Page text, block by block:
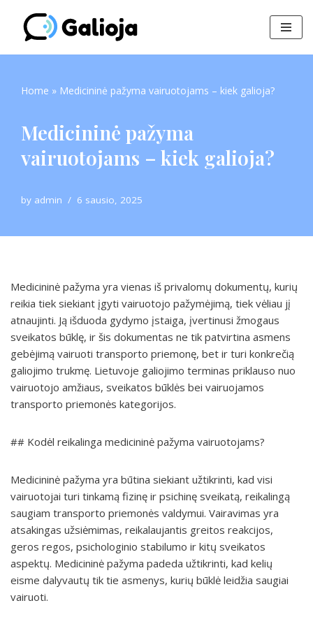
Skip
to
Home » Medicininė pažyma vairuotojams – kiek galioja?
Medicininė pažyma
vairuotojams – kiek galioja?
by admin 6 sausio, 2025
Medicininė pažyma yra vienas iš privalomų dokumentų, kurių
reikia tiek siekiant įgyti vairuotojo pažymėjimą, tiek vėliau jį
atnaujinti. Ją išduoda gydymo įstaiga, įvertinusi žmogaus
sveikatos būklę, ir šis dokumentas ne tik patvirtina asmens
gebėjimą vairuoti transporto priemonę, bet ir turi konkrečią
galiojimo trukmę. Lietuvoje galiojimo terminas priklauso nuo
vairuotojo amžiaus, sveikatos būklės bei vairuojamos
transporto priemonės kategorijos.
## Kodėl reikalinga medicininė pažyma vairuotojams?
Medicininė pažyma yra būtina siekiant užtikrinti, kad visi
vairuotojai turi tinkamą fizinę ir psichinę sveikatą, reikalingą
saugiam transporto priemonės valdymui. Vairavimas yra
atsakingas užsiėmimas, reikalaujantis greitos reakcijos,
geros regos, psichologinio stabilumo ir kitų sveikatos
aspektų. Medicininė pažyma padeda užtikrinti, kad kelių
eisme dalyvautų tik tie asmenys, kurių būklė leidžia saugiai
vairuoti.